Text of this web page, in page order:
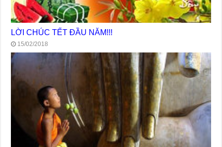
LỜI CHÚC TẾT ĐẦU NĂM!!!
15/02/2018